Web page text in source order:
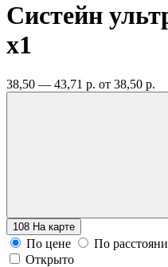
Систейн
x1
38,50 — 43,71 р. от 38,50 р.
108 На карте
По цене
По
Открыто